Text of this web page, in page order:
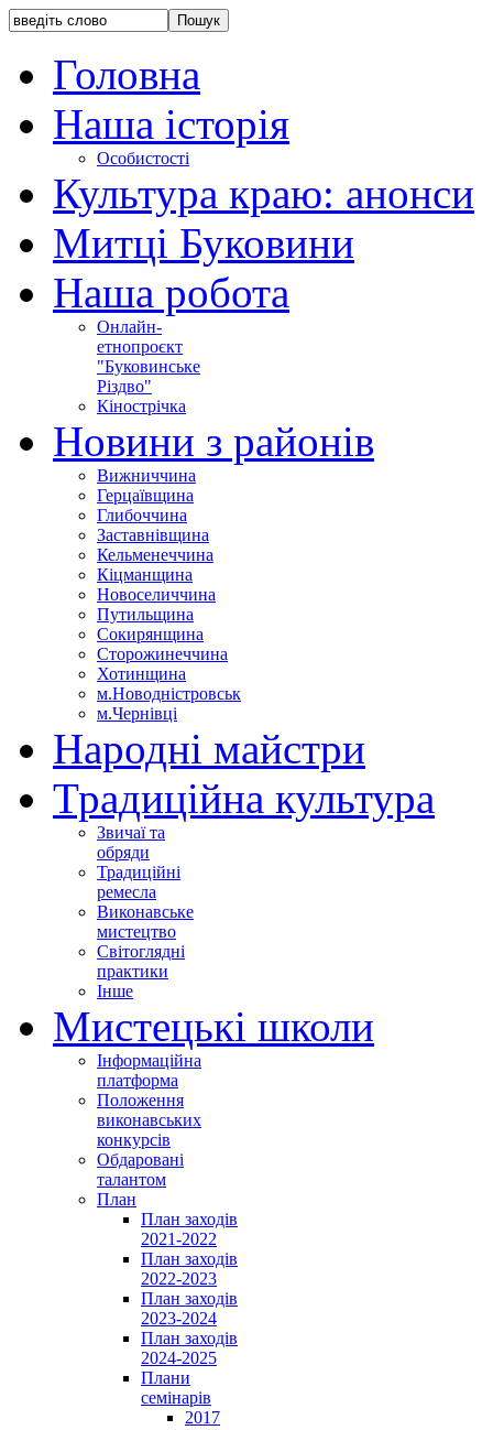
Головна
Наша історія
Особистості
Культура краю: анонси
Митці Буковини
Наша робота
Онлайн-
етнопроєкт
"Буковинське
Різдво"
Кінострічка
Новини з районів
Вижниччина
Герцаївщина
Глибоччина
Заставнівщина
Кельменеччина
Кіцманщина
Новоселиччина
Путильщина
Сокирянщина
Сторожинеччина
Хотинщина
м.Новодністровськ
м.Чернівці
Народні майстри
Традиційна культура
Звичаї та
обряди
Традиційні
ремесла
Виконавське
мистецтво
Світоглядні
практики
Інше
Мистецькі школи
Інформаційна
платформа
Положення
виконавських
конкурсів
Обдаровані
талантом
План
План заходів
2021-2022
План заходів
2022-2023
План заходів
2023-2024
План заходів
2024-2025
Плани
семінарів
2017